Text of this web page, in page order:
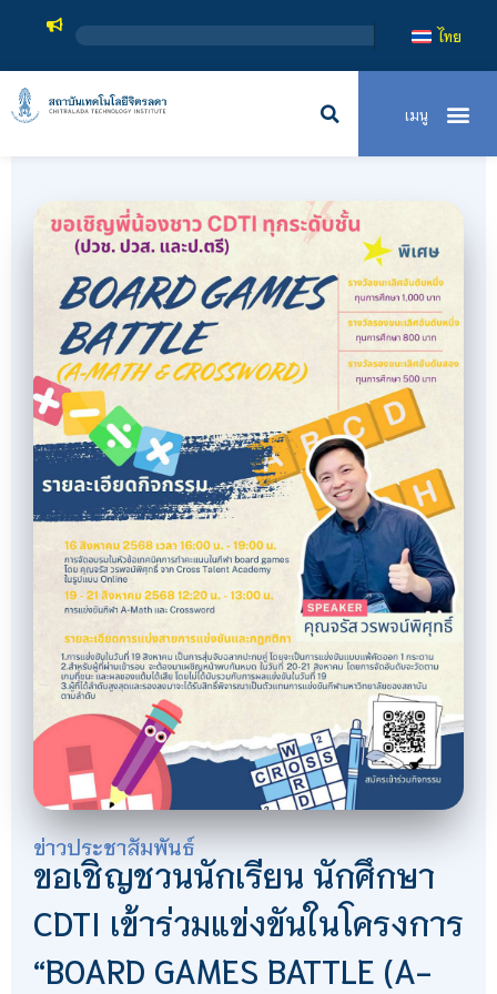
สถาบันเทคโนโ
ไทย
ข่าวประชาสัมพันธ์
ขอเชิญชวนนักเรียน นักศึกษา
CDTI เข้าร่วมแข่งขันในโครงการ
“BOARD GAMES BATTLE (A-